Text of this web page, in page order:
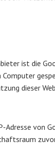
ist die
dieser
von